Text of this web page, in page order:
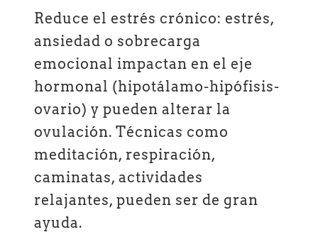
Reduce el estrés crónico: estrés,
ansiedad o sobrecarga
emocional impactan en el eje
hormonal (hipotálamo-hipófisis-
ovario) y pueden alterar la
ovulación. Técnicas como
meditación, respiración,
caminatas, actividades
relajantes, pueden ser de gran
ayuda.